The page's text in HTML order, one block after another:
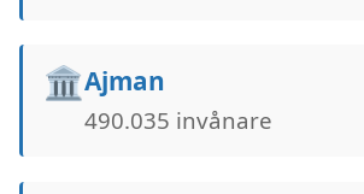
🏛️Ajman
490.035 invånare